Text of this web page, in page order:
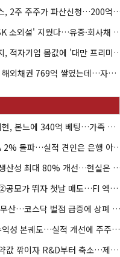
해성에어로보틱스, 2주 주주가 파산
한국투자증권, 'SK 소외설' 지웠
글로벌테크놀로지, 적자기업 몸값
엘앤케이바이오, 해외채권 769억 쌓였는데…자회사 4곳 자본잠식
아워홈 떠난 구미현, 본느에 340억 베팅…가족 지배체제 구축
JB금융 RORWA 2% 돌파…실
(AI 보험혁신)①생산성 최대 80%
(락업의 두얼굴)②공모가 뛰자 첫날 매도…FI 엑시트 전략 갈렸다
유증·CB 줄줄이 무산…코스닥 벌점 급증에 상폐 압박
현대그린푸드, 수익성 본궤도…실적 개선에 주주환원까지
(약가 대수술)②약값 깎이자 R&D부터 축소…제약업계 비상경영 돌입